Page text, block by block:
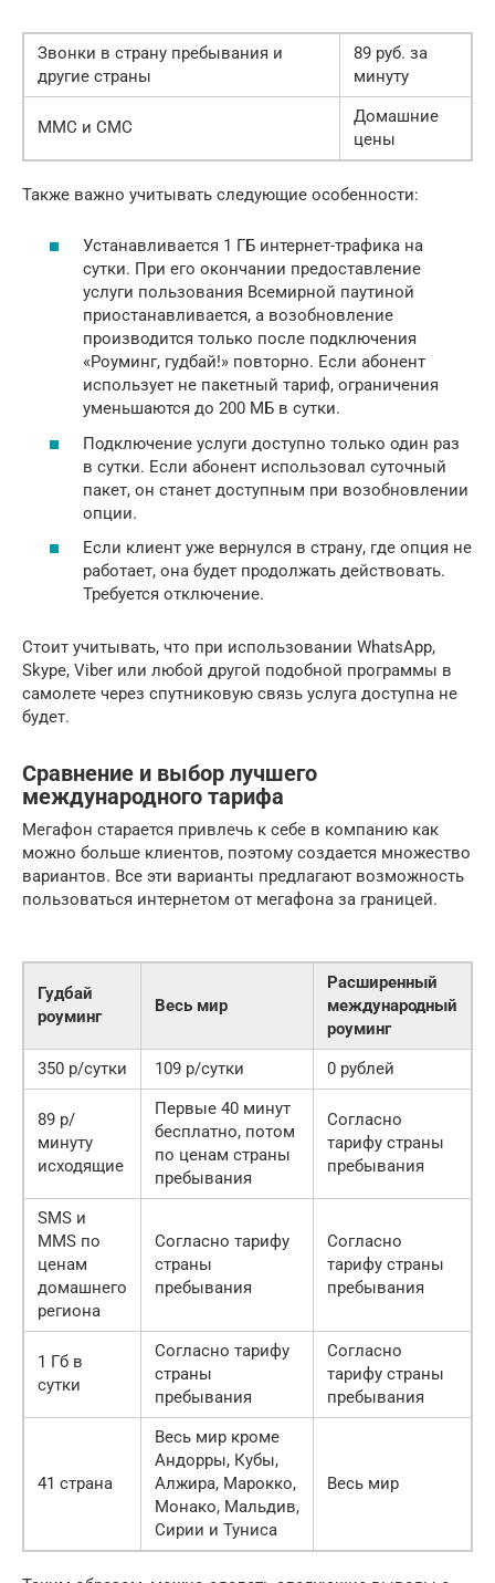
Звонки в страну пребывания и
другие страны
89 руб. за
минуту
ММС и СМС
Домашние
цены
Также важно учитывать следующие особенности:
Устанавливается 1 ГБ интернет-трафика на
сутки. При его окончании предоставление
услуги пользования Всемирной паутиной
приостанавливается, а возобновление
производится только после подключения
«Роуминг, гудбай!» повторно. Если абонент
использует не пакетный тариф, ограничения
уменьшаются до 200 МБ в сутки.
Подключение услуги доступно только один раз
в сутки. Если абонент использовал суточный
пакет, он станет доступным при возобновлении
опции.
Если клиент уже вернулся в страну, где опция не
работает, она будет продолжать действовать.
Требуется отключение.
Стоит учитывать, что при использовании WhatsApp,
Skype, Viber или любой другой подобной программы в
самолете через спутниковую связь услуга доступна не
будет.
Сравнение и выбор лучшего
международного тарифа
Мегафон старается привлечь к себе в компанию как
можно больше клиентов, поэтому создается множество
вариантов. Все эти варианты предлагают возможность
пользоваться интернетом от мегафона за границей.
Гудбай
роуминг
Весь мир
Расширенный
международный
роуминг
350 р/сутки
109 р/сутки 0 рублей
89 р/
минуту
исходящие
Первые 40 минут
бесплатно, потом
по ценам страны
пребывания
Согласно
тарифу страны
пребывания
SMS и
MMS по
ценам
домашнего
региона
Согласно тарифу
страны
пребывания
Согласно
тарифу страны
пребывания
1 Гб в
сутки
Согласно тарифу
страны
пребывания
Согласно
тарифу страны
пребывания
41 страна
Весь мир кроме
Андорры, Кубы,
Алжира, Марокко,
Монако, Мальдив,
Сирии и Туниса
Весь мир